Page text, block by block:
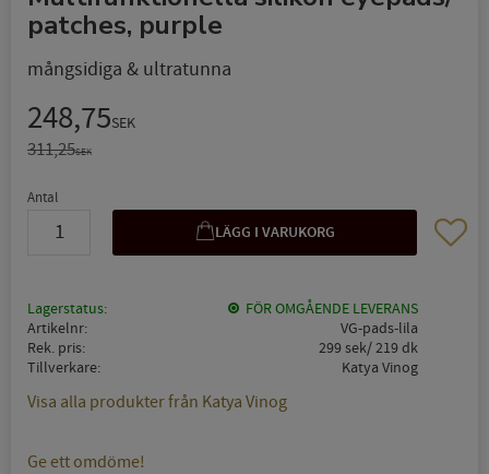
patches, purple
mångsidiga & ultratunna
Nedsatt pris:
248,75SEK
Ordinarie pris:
311,25SEK
Antal
Lägg
Lagerstatus
FÖR OMGÅENDE LEVERANS
Artikelnr
VG-pads-lila
Rek. pris
299 sek/ 219 dk
Tillverkare
Katya Vinog
Visa alla produkter från Katya Vinog
Ge ett omdöme!